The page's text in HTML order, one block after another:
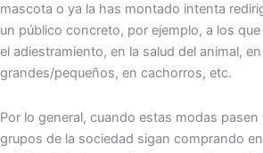
mascota o ya la has montado intenta
un público concreto, por ejemplo, a los
el adiestramiento, en la salud del animal,
grandes/pequeños, en cachorros, etc.
Por lo general, cuando estas modas
grupos de la sociedad sigan comprando